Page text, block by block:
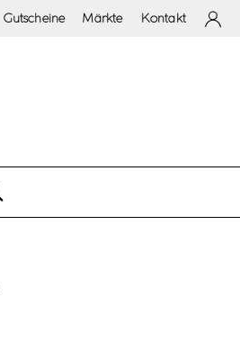
Gutscheine Märkte Kontakt